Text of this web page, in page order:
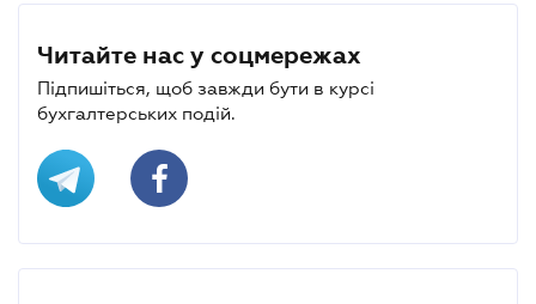
Читайте нас у соцмережах
Підпишіться, щоб завжди бути в курсі
бухгалтерських подій.